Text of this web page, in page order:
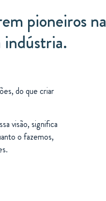
pioneiros na
indústria.
do que criar
visão, significa
o fazemos,